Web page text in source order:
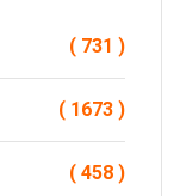
( 731 )
( 1673 )
( 458 )